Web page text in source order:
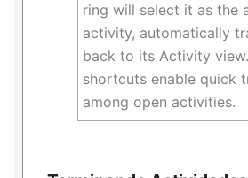
ring will select it as the
activity, automatically
back to its Activity
shortcuts enable quick
among open activities.